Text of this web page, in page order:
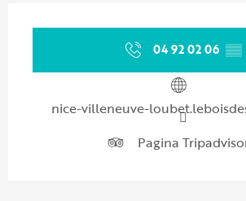
04 92 02 06 ▒▒
nice-villeneuve-
Pagina